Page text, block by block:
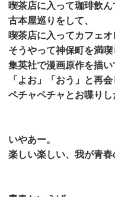
喫茶店に入って珈琲飲ん
古本屋巡りをして、
喫茶店に入ってカフェオ
そうやって神保町を満喫
集英社で漫画原作を描
「よお」「おう」と再会
ペチャペチャとお喋りし
いやあー。
楽しい楽しい、我が青春